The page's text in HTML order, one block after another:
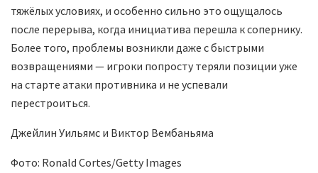
тяжёлых условиях, и особенно сильно это ощущалось
после перерыва, когда инициатива перешла к сопернику.
Более того, проблемы возникли даже с быстрыми
возвращениями — игроки попросту теряли позиции уже
на старте атаки противника и не успевали
перестроиться.
Джейлин Уильямс и Виктор Вембаньяма
Фото: Ronald Cortes/Getty Images